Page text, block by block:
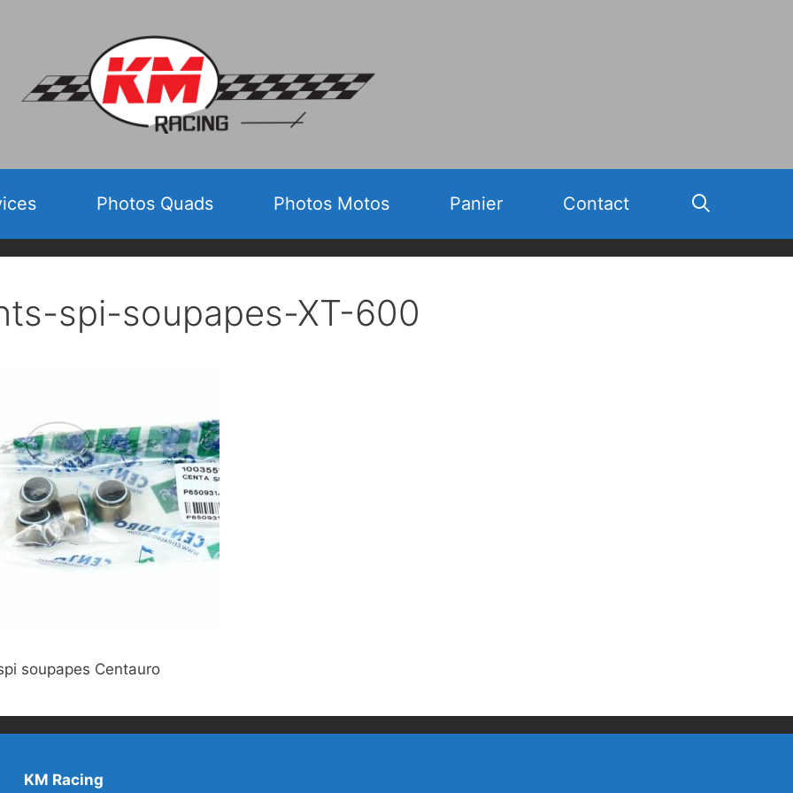
Photos Quads Photos Motos Panier Contact
spi-soupapes-XT-600
soupapes Centauro
KM Racing